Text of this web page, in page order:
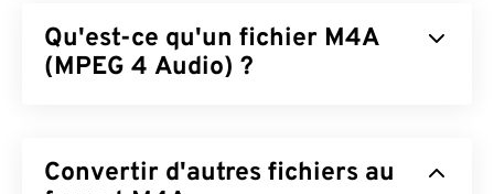
Qu'est-ce qu'un fichier M4A
(MPEG 4 Audio) ?
algorithmes de codage et de décodage : Advanced
Convertir d'autres fichiers au